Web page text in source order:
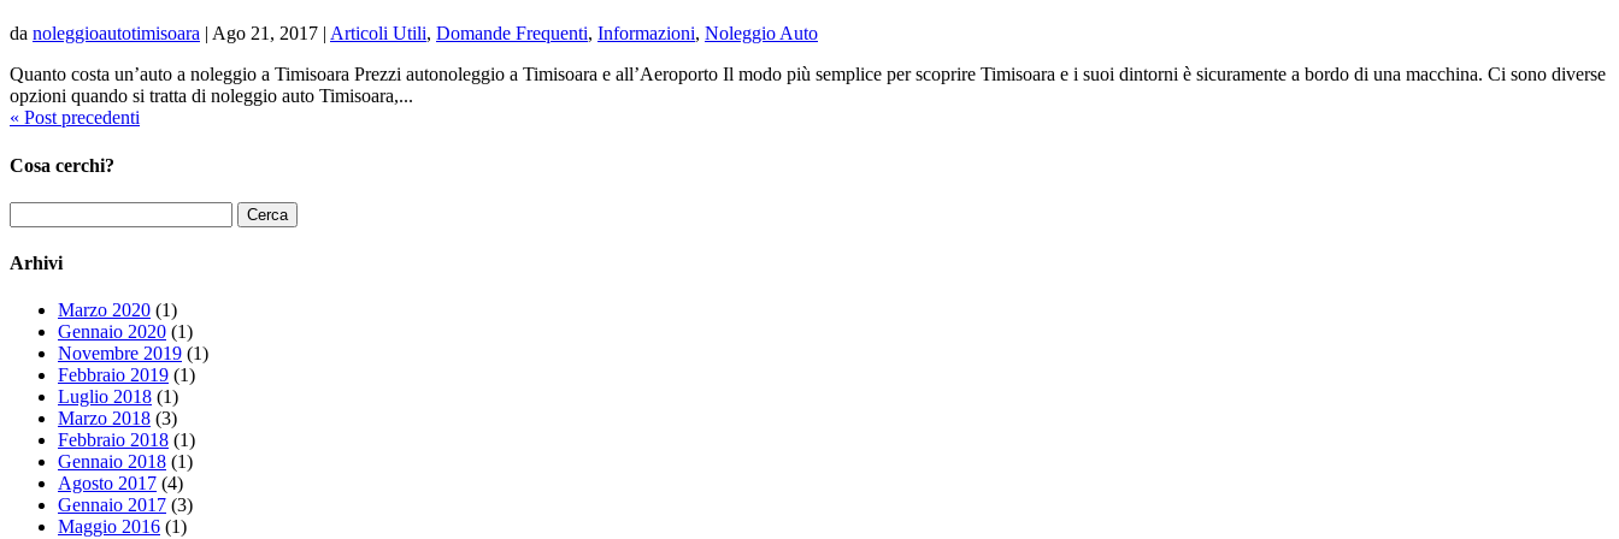
da noleggioautotimisoara | Ago 21, 2017 | Articoli Utili, Domande Frequenti, Informazioni, Noleggio Auto
Quanto costa un’auto a noleggio a Timisoara Prezzi autonoleggio a Timisoara e all’Aeroporto Il modo più semplice per scoprire Timisoara e i suoi dintorni è sicuramente a bordo di una macchina. Ci sono diverse
opzioni quando si tratta di noleggio auto Timisoara,...
« Post precedenti
Cosa cerchi?
per:
Arhivi
Marzo 2020 (1)
Gennaio 2020 (1)
Novembre 2019 (1)
Febbraio 2019 (1)
Luglio 2018 (1)
Marzo 2018 (3)
Febbraio 2018 (1)
Gennaio 2018 (1)
Agosto 2017 (4)
Gennaio 2017 (3)
Maggio 2016 (1)